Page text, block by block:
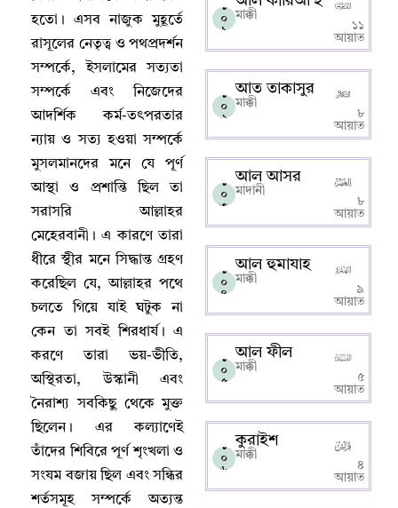
হতো । এসব নাজুক মুহূর্তে
রাসূলের নেতৃত্ব ও পথপ্রদর্শন
সম্পর্কে,ইসলামের সত্যতা
সম্পর্কে এবং নিজেদের
আদর্শিক কর্ম-তৎপরতার
ন্যায় ও সত্য হওয়া সম্পর্কে
মুসলমানদের মনে যে পূর্ণ
আস্থা ও প্রশান্তি ছিল তা
সরাসরি আল্লাহর
মেহেরবানী । এ কারণে তারা
ধীরে স্থীর মনে সিদ্ধান্ত গ্রহণ
করেছিল যে,আল্লাহর পথে
চলতে গিয়ে যাই ঘটুক না
কেন তা সবই শিরধার্য। এ
করণে তারা ভয়-ভীতি,
অস্থিরতা,উস্কানী এবং
নৈরাশ্য সবকিছু থেকে মুক্ত
ছিলেন । এর কল্যাণেই
তাঁদের শিবিরে পূর্ণ শৃংখলা ও
সংযম বজায় ছিল এবং সন্ধির
শর্তসমূহ সম্পর্কে অত্যন্ত
১
০
১
মাক্কী
১১
আয়াত
১
০
২
আত তাকাসুর
মাক্কী
৮
আয়াত
১
০
৩
আল আসর
মাদানী
৮
আয়াত
১
০
৪
আল হুমাযাহ
মাক্কী
৯
আয়াত
১
০
৫
আল ফীল
মাক্কী
৫
আয়াত
১
০
৬
কুরাইশ
মাক্কী
৪
আয়াত